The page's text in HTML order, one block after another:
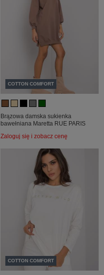
COTTON COMFORT
Brązowa damska sukienka
bawełniana Maretta RUE PARIS
Zaloguj się i zobacz cenę
COTTON COMFORT